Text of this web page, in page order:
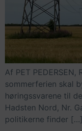
Af PET
sommerferien skal
høringssvarene til
Hadsten Nord, Nr.
politikerne finder […]